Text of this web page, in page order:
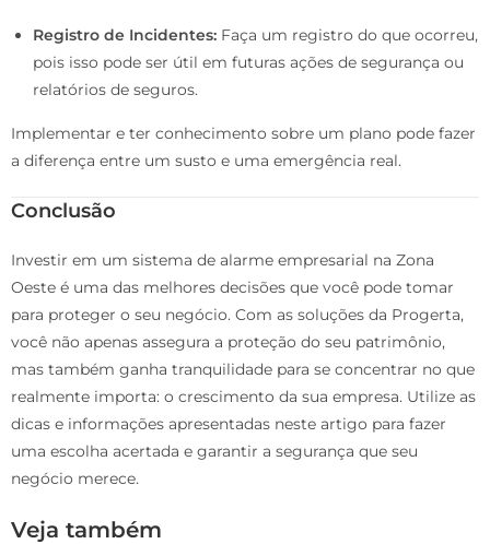
Registro de Incidentes: Faça um registro do que ocorreu,
pois isso pode ser útil em futuras ações de segurança ou
relatórios de seguros.
Implementar e ter conhecimento sobre um plano pode fazer
a diferença entre um susto e uma emergência real.
Conclusão
Investir em um sistema de alarme empresarial na Zona
Oeste é uma das melhores decisões que você pode tomar
para proteger o seu negócio. Com as soluções da Progerta,
você não apenas assegura a proteção do seu patrimônio,
mas também ganha tranquilidade para se concentrar no que
realmente importa: o crescimento da sua empresa. Utilize as
dicas e informações apresentadas neste artigo para fazer
uma escolha acertada e garantir a segurança que seu
negócio merece.
Veja também